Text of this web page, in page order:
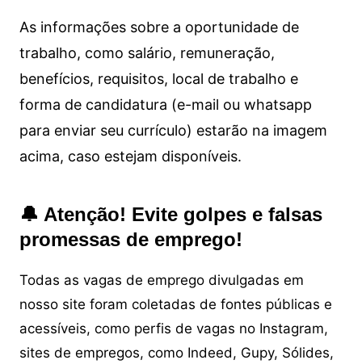
As informações sobre a oportunidade de
trabalho, como salário, remuneração,
benefícios, requisitos, local de trabalho e
forma de candidatura (e-mail ou whatsapp
para enviar seu currículo) estarão na imagem
acima, caso estejam disponíveis.
🔔 Atenção! Evite golpes e falsas
promessas de emprego!
Todas as vagas de emprego divulgadas em
nosso site foram coletadas de fontes públicas e
acessíveis, como perfis de vagas no Instagram,
sites de empregos, como Indeed, Gupy, Sólides,